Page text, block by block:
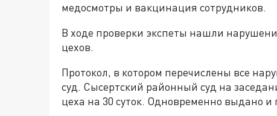
медосмотры и вакцинация сотрудников.
В ходе проверки экспеты нашли
цехов.
Протокол, в котором перечислены все
суд. Сысертский районный суд на
цеха на 30 суток. Одновременно выдано